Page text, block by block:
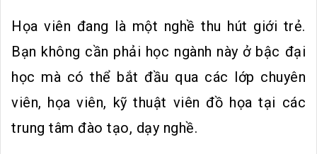
Họa viên đang là một nghề thu hút giới trẻ.
Bạn không cần phải học ngành này ở bậc đại
học mà có thể bắt đầu qua các lớp chuyên
viên, họa viên, kỹ thuật viên đồ họa tại các
trung tâm đào tạo, dạy nghề.